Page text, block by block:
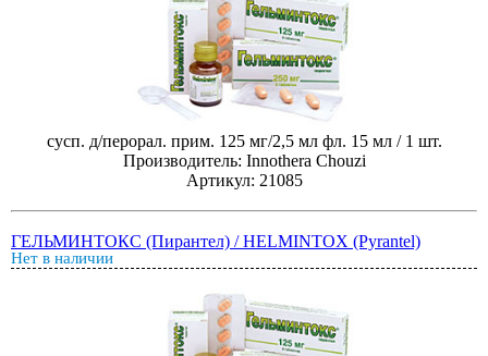
сусп. д/перорал. прим. 125 мг/2,5 мл фл. 15 мл / 1 шт.
Производитель: Innothera Chouzi
Артикул: 21085
ГЕЛЬМИНТОКС (Пирантел) / HELMINTOX (Pyrantel)
Нет в наличии